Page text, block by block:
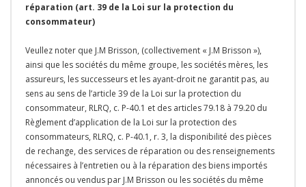
réparation (art. 39 de la Loi sur la protection du
consommateur)
Veullez noter que J.M Brisson, (collectivement « J.M Brisson »),
ainsi que les sociétés du même groupe, les sociétés mères, les
assureurs, les successeurs et les ayant-droit ne garantit pas, au
sens au sens de l’article 39 de la Loi sur la protection du
consommateur, RLRQ, c. P-40.1 et des articles 79.18 à 79.20 du
Règlement d’application de la Loi sur la protection des
consommateurs, RLRQ, c. P-40.1, r. 3, la disponibilité des pièces
de rechange, des services de réparation ou des renseignements
nécessaires à l’entretien ou à la réparation des biens importés
annoncés ou vendus par J.M Brisson ou les sociétés du même